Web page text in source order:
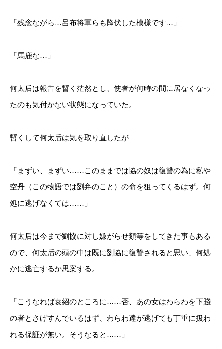
「残念ながら…呂布将軍らも降伏した模様です…」
「馬鹿な…」
何太后は報告を暫く茫然とし、使者が何時の間に居なくなっ
たのも気付かない状態になっていた。
暫くして何太后は気を取り直したが
「まずい、まずい……このままでは協の奴は復讐の為に私や
空丹（この物語では劉弁のこと）の命を狙ってくるはず。何
処に逃げなくては……」
何太后は今まで劉協に対し嫌がらせ類等をしてきた事もある
ので、何太后の頭の中は既に劉協に復讐されると思い、何処
かに逃亡するか思案する。
「こうなれば袁紹のところに……否、あの女はわらわを下賤
の者とさげすんでいるはず、わらわ達が逃げても丁重に扱わ
れる保証が無い。そうなると……」